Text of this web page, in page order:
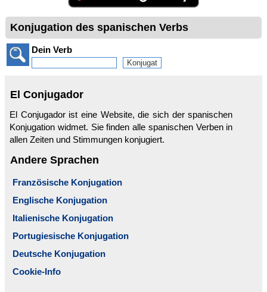
Konjugation des spanischen Verbs
Dein Verb
El Conjugador
El Conjugador ist eine Website, die sich der spanischen
Konjugation widmet. Sie finden alle spanischen Verben in
allen Zeiten und Stimmungen konjugiert.
Andere Sprachen
Französische Konjugation
Englische Konjugation
Italienische Konjugation
Portugiesische Konjugation
Deutsche Konjugation
Cookie-Info